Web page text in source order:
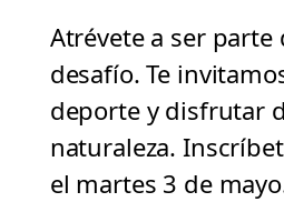
Atrévete a ser parte
desafío. Te
deporte y disfrutar
naturaleza.
el martes 3 de